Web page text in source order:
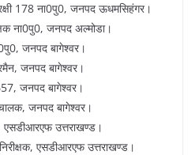
178 ना0पु0, जनपद ऊधमसिहंगर।
ना0पु0, जनपद अल्मोडा।
जनपद बागेश्वर।
जनपद बागेश्वर।
जनपद बागेश्वर।
जनपद बागेश्वर।
एसडीआरएफ उत्तराखण्ड।
एसडीआरएफ उत्तराखण्ड।